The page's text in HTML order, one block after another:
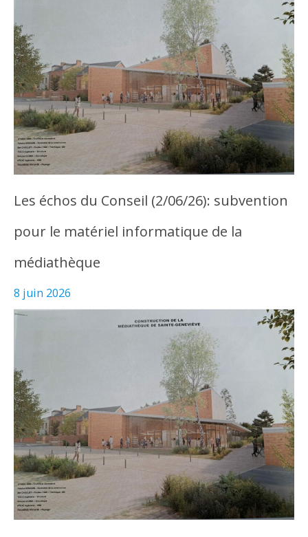
Les échos du Conseil (2/06/26): subvention
pour le matériel informatique de la
médiathèque
8 juin 2026